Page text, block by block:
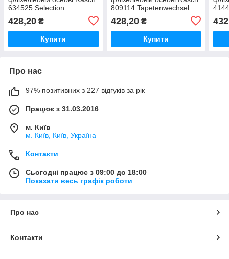
634525 Selection
Сірий
428,20 ₴
Купити
809114 Tapetenwechsel
Сірий
428,20₴
Купити
Про нас
97% позитивних з 227 відгуків за рік
Працює з 31.03.2016
м. Київ
м. Київ, Київ, Україна
Контакти
Сьогодні працює з 09:00 до 18:00
Показати весь графік роботи
Про нас
Контакти